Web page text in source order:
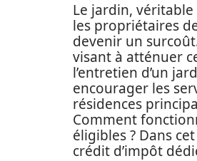
Le jardin,
les propriétaires
devenir un
visant à atténuer
l’entretien d’un
encourager les
résidences
Comment
éligibles ? Dans
crédit d’impôt